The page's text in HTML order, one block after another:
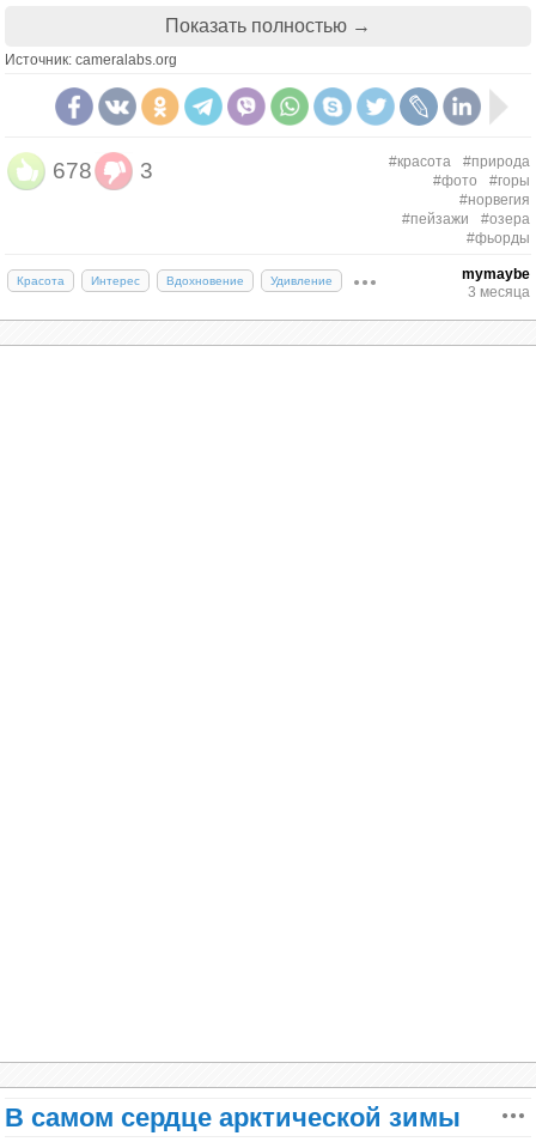
Арктический рай, Норвегия. Фото:
Daniel Korzhonov
Показать полностью →
Источник: cameralabs.org
678 3 #красота
#природа
#фото
#горы
#норвегия
#пейзажи
#озера
#фьорды
Красота Интерес Вдохновение Удивление
mymaybe
3 месяца
В самом сердце арктической зимы